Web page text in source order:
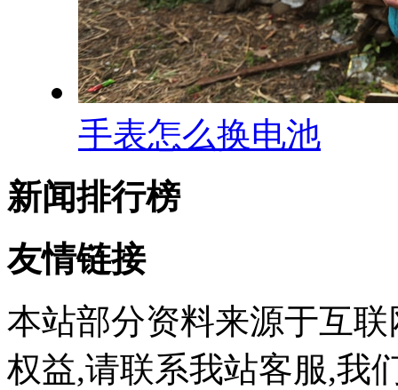
手表怎么换电池
新闻排行榜
友情链接
本站部分资料来源于互
权益,请联系我站客服,我